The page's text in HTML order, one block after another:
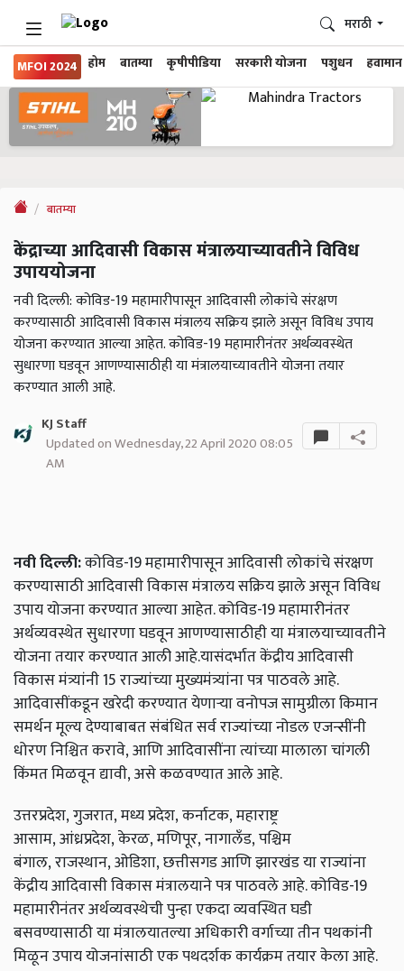
MFOI 2024 होम बातम्या कृषीपीडिया सरकारी योजना पशुधन हवामान
मराठी
बातम्या
केंद्राच्या आदिवासी विकास मंत्रालयाच्यावतीने विविध
उपाययोजना
नवी दिल्ली: कोविड-19 महामारीपासून आदिवासी लोकांचे संरक्षण
करण्यासाठी आदिवासी विकास मंत्रालय सक्रिय झाले असून विविध उपाय
योजना करण्यात आल्या आहेत. कोविड-19 महामारीनंतर अर्थव्यवस्थेत
सुधारणा घडवून आणण्यासाठीही या मंत्रालयाच्यावतीने योजना तयार
करण्यात आली आहे.
KJ Staff
Updated on Wednesday, 22 April 2020 08:05
AM
नवी दिल्ली:कोविड-19 महामारीपासून आदिवासी लोकांचे संरक्षण
करण्यासाठी आदिवासी विकास मंत्रालय सक्रिय झाले असून विविध
उपाय योजना करण्यात आल्या आहेत. कोविड-19 महामारीनंतर
अर्थव्यवस्थेत सुधारणा घडवून आणण्यासाठीही या मंत्रालयाच्यावतीने
योजना तयार करण्यात आली आहे.यासंदर्भात केंद्रीय आदिवासी
विकास मंत्र्यांनी 15 राज्यांच्या मुख्यमंत्र्यांना पत्र पाठवले आहे.
आदिवासींकडून खरेदी करण्यात येणाऱ्या वनोपज सामुग्रीला किमान
समर्थन मूल्य देण्याबाबत संबंधित सर्व राज्यांच्या नोडल एजन्सींनी
धोरण निश्चित करावे, आणि आदिवासींना त्यांच्या मालाला चांगली
किंमत मिळवून द्यावी, असे कळवण्यात आले आहे.
उत्तरप्रदेश, गुजरात, मध्य प्रदेश, कर्नाटक, महाराष्ट्र
आसाम, आंध्रप्रदेश, केरळ, मणिपूर, नागालँड, पश्चिम
बंगाल, राजस्थान, ओडिशा, छत्तीसगड आणि झारखंड या राज्यांना
केंद्रीय आदिवासी विकास मंत्रालयाने पत्र पाठवले आहे. कोविड-19
महामारीनंतर अर्थव्यवस्थेची पुन्हा एकदा व्यवस्थित घडी
बसवण्यासाठी या मंत्रालयातल्या अधिकारी वर्गाच्या तीन पथकांनी
मिळून उपाय योजनांसाठी एक पथदर्शक कार्यक्रम तयार केला आहे.